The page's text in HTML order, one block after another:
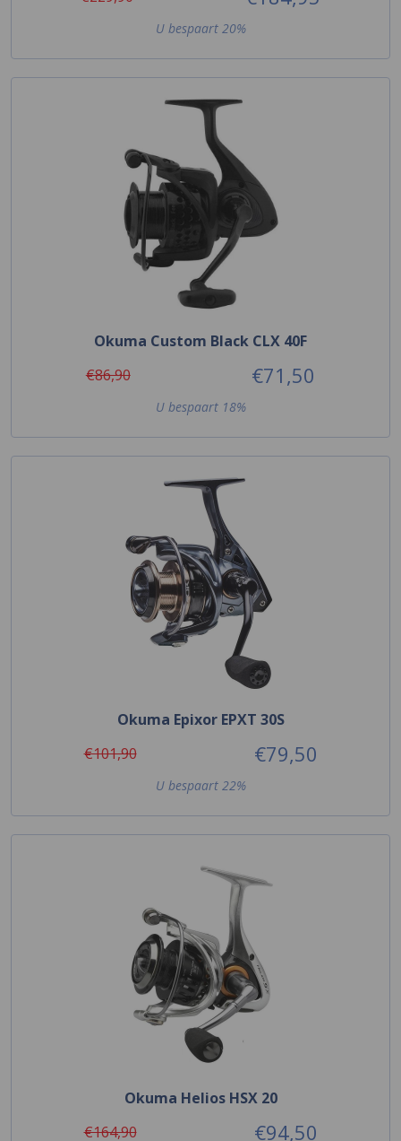
U bespaart 20%
Okuma Custom Black CLX 40F
€86,90
€71,50
U bespaart 18%
Okuma Epixor EPXT 30S
€101,90
€79,50
U bespaart 22%
Okuma Helios HSX 20
€164,90
€94,50